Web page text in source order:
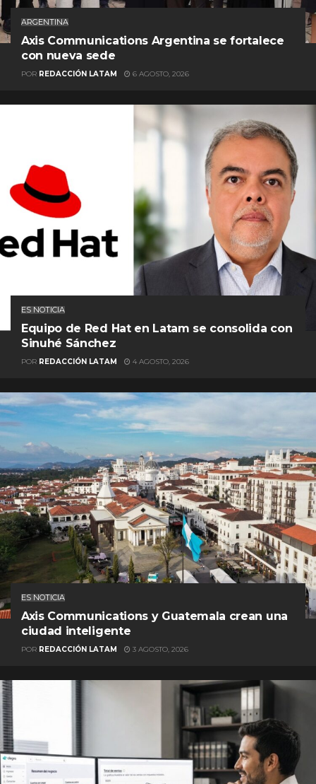
ARGENTINA
Axis Communications Argentina se fortalece
con nueva sede
POR REDACCIÓN LATAM 6 AGOSTO, 2026
ES NOTICIA
Equipo de Red Hat en Latam se consolida con
Sinuhé Sánchez
POR REDACCIÓN LATAM 4 AGOSTO, 2026
ES NOTICIA
Axis Communications y Guatemala crean una
ciudad inteligente
POR REDACCIÓN LATAM 3 AGOSTO, 2026